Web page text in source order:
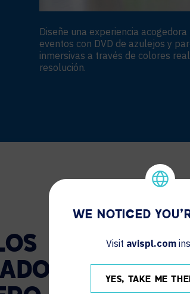
Diseñe una experiencia
eventos con DVD de azulejos y
inmersivas a través de colores
resolución.
EN
WE NOTICED
Visit avispl.com
YES, TAKE ME